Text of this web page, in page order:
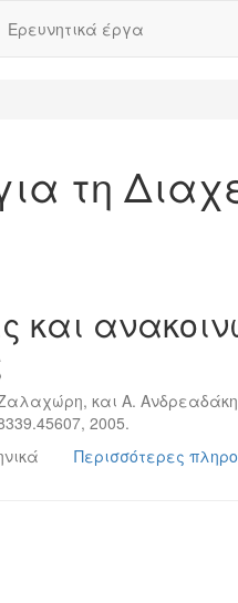
Ερευνητικά έργα
τη
και
και Α.
2005.
Περισσότερες